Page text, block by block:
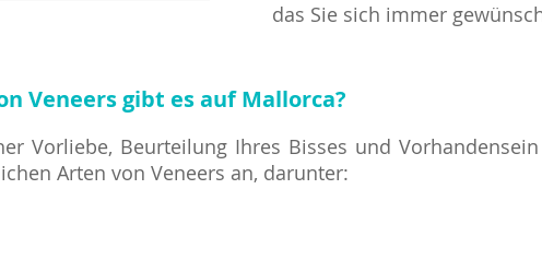
das Sie sich immer
Veneers gibt es auf Mallorca?
Vorliebe, Beurteilung Ihres Bisses und
Arten von Veneers an, darunter: